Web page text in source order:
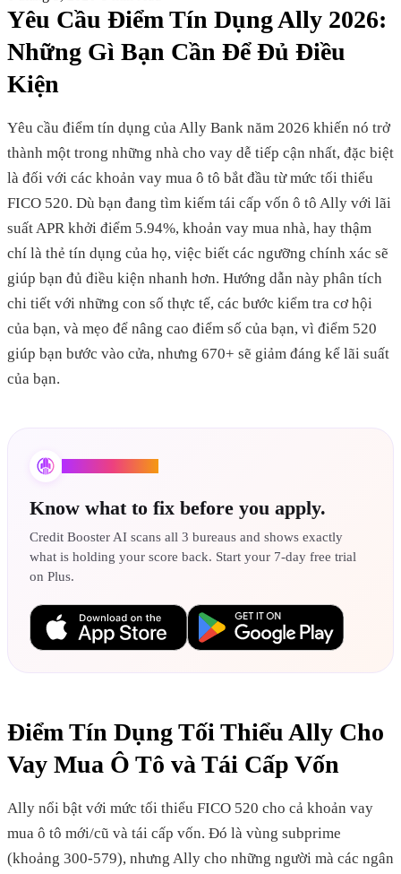
Yêu Cầu Điểm Tín Dụng Ally 2026:
Những Gì Bạn Cần Để Đủ Điều
Kiện
Yêu cầu điểm tín dụng của Ally Bank năm 2026 khiến nó trở
thành một trong những nhà cho vay dễ tiếp cận nhất, đặc biệt
là đối với các khoản vay mua ô tô bắt đầu từ mức tối thiểu
FICO 520. Dù bạn đang tìm kiếm tái cấp vốn ô tô Ally với lãi
suất APR khởi điểm 5.94%, khoản vay mua nhà, hay thậm
chí là thẻ tín dụng của họ, việc biết các ngưỡng chính xác sẽ
giúp bạn đủ điều kiện nhanh hơn. Hướng dẫn này phân tích
chi tiết với những con số thực tế, các bước kiểm tra cơ hội
của bạn, và mẹo để nâng cao điểm số của bạn, vì điểm 520
giúp bạn bước vào cửa, nhưng 670+ sẽ giảm đáng kể lãi suất
của bạn.
Know what to fix before you apply.
Credit Booster AI scans all 3 bureaus and shows exactly
what is holding your score back. Start your 7-day free trial
on Plus.
Điểm Tín Dụng Tối Thiểu Ally Cho
Vay Mua Ô Tô và Tái Cấp Vốn
Ally nổi bật với mức tối thiểu FICO 520 cho cả khoản vay
mua ô tô mới/cũ và tái cấp vốn. Đó là vùng subprime
(khoảng 300-579), nhưng Ally cho những người mà các ngân